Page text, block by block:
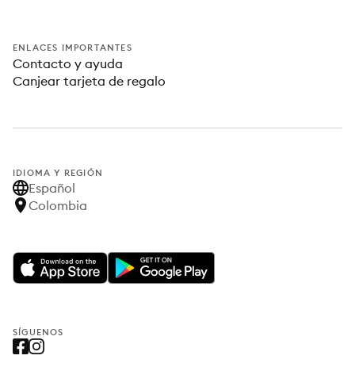
ENLACES IMPORTANTES
Contacto y ayuda
Canjear tarjeta de regalo
IDIOMA Y REGIÓN
Español
Colombia
SÍGUENOS